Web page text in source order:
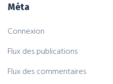
Méta
Connexion
Flux des publications
Flux des commentaires